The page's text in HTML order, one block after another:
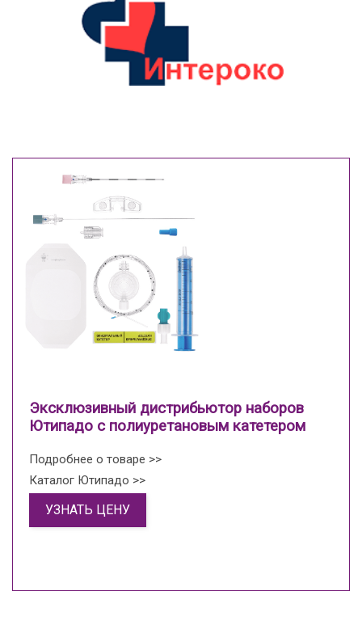
Эксклюзивный дистрибьютор наборов
Ютипадо с полиуретановым катетером
Подробнее о товаре >>
Каталог Ютипадо >>
УЗНАТЬ ЦЕНУ